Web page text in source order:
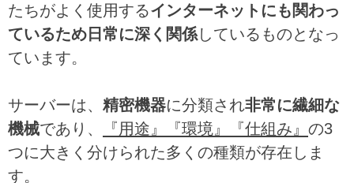
たちがよく使用するインターネットにも関わっ
ているため日常に深く関係しているものとなっ
ています。
サーバーは、 精密機器に分類され非常に繊細な
機械であり、 『用途』『環境』『仕組み』 の3
つに大きく分けられた多くの種類が存在しま
す。